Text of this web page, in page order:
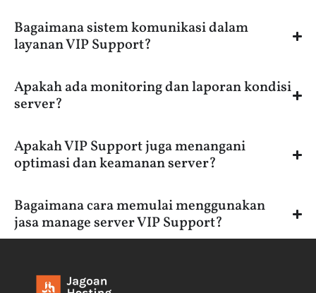
Bagaimana sistem komunikasi dalam
layanan VIP Support?
Apakah ada monitoring dan laporan kondisi
server?
Apakah VIP Support juga menangani
optimasi dan keamanan server?
Bagaimana cara memulai menggunakan
jasa manage server VIP Support?